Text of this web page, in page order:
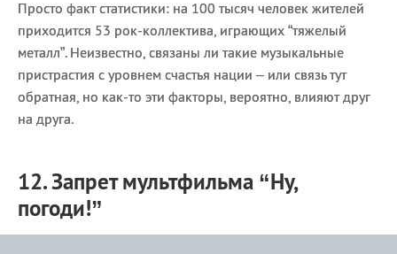
Просто факт статистики: на 100 тысяч человек жителей
приходится 53 рок-коллектива, играющих “тяжелый
металл”. Неизвестно, связаны ли такие музыкальные
пристрастия с уровнем счастья нации – или связь тут
обратная, но как-то эти факторы, вероятно, влияют друг
на друга.
12. Запрет мультфильма “Ну,
погоди!”